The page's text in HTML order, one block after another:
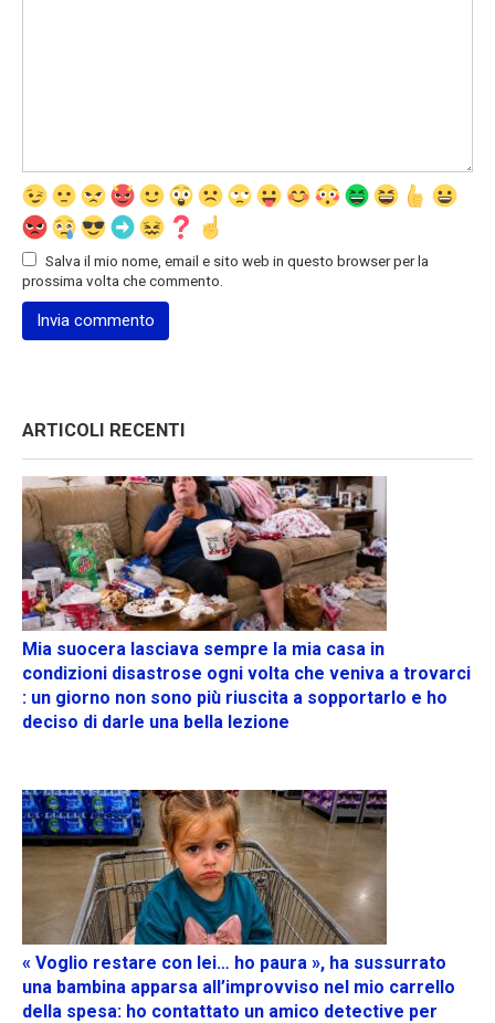
Salva il mio nome, email e sito web in questo browser per la
prossima volta che commento.
ARTICOLI RECENTI
Mia suocera lasciava sempre la mia casa in
condizioni disastrose ogni volta che veniva a trovarci
: un giorno non sono più riuscita a sopportarlo e ho
deciso di darle una bella lezione
« Voglio restare con lei… ho paura », ha sussurrato
una bambina apparsa all’improvviso nel mio carrello
della spesa: ho contattato un amico detective per